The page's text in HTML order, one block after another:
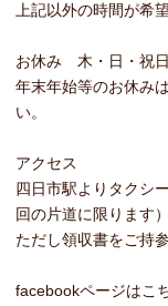
上記以外の時間が希
お休み 木・日・祝日
年末年始等のお休み
い。
アクセス
四日市駅よりタクシ
回の片道に限ります）
ただし領収書をご持
facebookページはこ